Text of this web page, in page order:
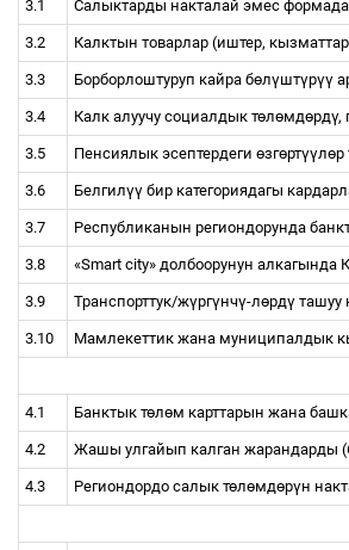
3.1 Салыктарды накталай эмес формада
3.2 Калктын товарлар (иштер,
3.3 Борборлоштуруп кайра бөлүштүрүү
3.4 Калк алуучу социалдык төлөмдөрдү,
3.5 Пенсиялык эсептердеги өзгөртүүлөр
3.6 Белгилүү бир категориядагы
3.7 Республиканын региондорунда
3.8 «Smart city» долбоорунун
3.9 Транспорттук/жүргүнчү-лөрдү ташуу
3.10 Мамлекеттик жана муниципалдык
4.1 Банктык төлөм карттарын жана
4.2 Жашы улгайып калган жарандарды
4.3 Региондордо салык төлөмдөрүн